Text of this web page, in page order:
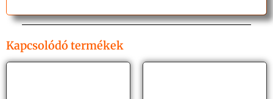
Kapcsolódó termékek